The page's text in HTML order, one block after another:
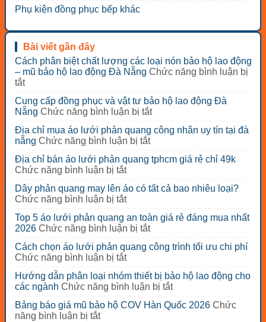
Phụ kiện đồng phục bếp khác
Bài viết gần đây
Cách phân biệt chất lượng các loại nón bảo hộ lao động
– mũ bảo hộ lao động Đà Nẵng Chức năng bình luận bị
tắtở
phân
biệt
chất
lượng
các
loại
nón
hộ
lao
–
mũ
bảo
hộ
lao
động
Đà
Cung cấp đồng phục và vật tư bảo hộ lao động Đà
Nẵng Chức năng bình luận bị tắtở
cấp
phục
và
tư
lao
Nẵng
Địa chỉ mua áo lưới phản quang công nhân uy tín tại đà
nẵng Chức năng bình luận bị tắtở
chỉ
áo
lưới
quang
công
uy
đà
nẵng
Địa chỉ bán áo lưới phản quang tphcm giá rẻ chỉ 49k
Chức năng bình luận bị tắtở
chỉ
bán
lưới
phản
quang
tphcm
rẻ
chỉ
Dây phản quang may lên áo có tất cả bao nhiêu loại?
Chức năng bình luận bị tắtở
phản
quang
lên
áo
có
tất
bao
Top 5 áo lưới phản quang an toàn giá rẻ đáng mua nhất
2026 Chức năng bình luận bị tắtở
5
lưới
phản
quang
an
Cách chọn áo lưới phản quang công trình tối ưu chi phí
Chức năng bình luận bị tắtở
chọn
áo
lưới
phản
Hướng dẫn phân loại nhóm thiết bị bảo hộ lao động cho
các ngành Chức năng bình luận bị tắtở
dẫn
Bảng báo giá mũ bảo hộ COV Hàn Quốc 2026 Chức
năng bình luận bị tắtở